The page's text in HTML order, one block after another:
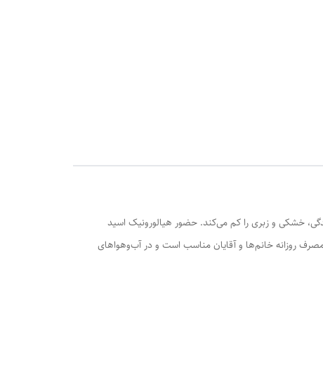
خشکی و زبری را کم می‌کند. حضور هیالورونیک اسید
روزانه خانم‌ها و آقایان مناسب است و در آب‌وهواهای